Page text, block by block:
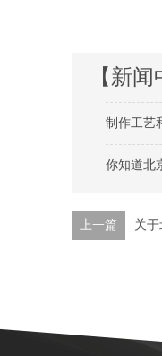
【新闻
制作工艺
你知道北
上一篇 关